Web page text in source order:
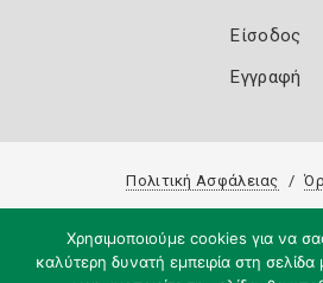
Είσοδος
Εγγραφή
Πολιτική Ασφάλειας
Χρησιμοποιούμε cookies για να
καλύτερη δυνατή εμπειρία στη